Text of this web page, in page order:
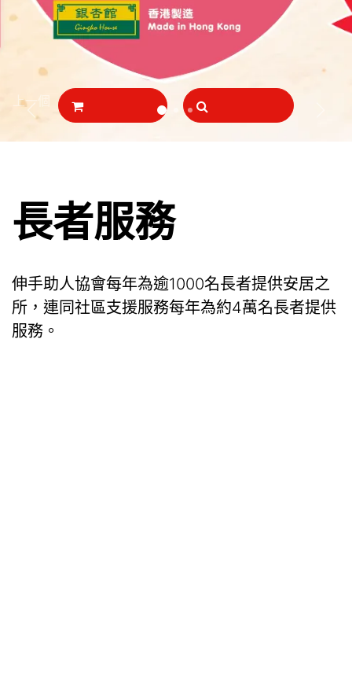
上一個
長者服務
伸手助人協會每年為逾1000名長者提供安居之
所，連同社區支援服務每年為約4萬名長者提供
服務。